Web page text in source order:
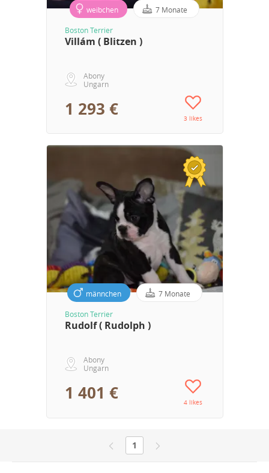
weibchen 7 Monate
Boston Terrier
Villám ( Blitzen )
Abony
Ungarn
1 293 € 3 likes
männchen 7 Monate
Boston Terrier
Rudolf ( Rudolph )
Abony
Ungarn
1 401 € 4 likes
1